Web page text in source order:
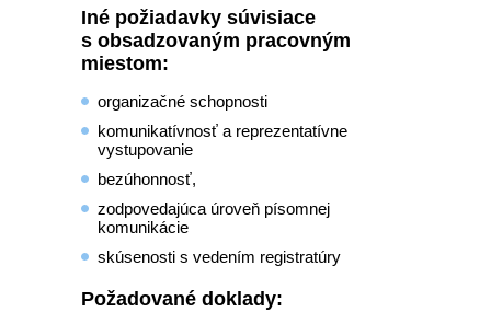
Iné požiadavky súvisiace
s obsadzovaným pracovným
miestom:
organizačné schopnosti
komunikatívnosť a reprezentatívne
vystupovanie
bezúhonnosť,
zodpovedajúca úroveň písomnej
komunikácie
skúsenosti s vedením registratúry
Požadované doklady: